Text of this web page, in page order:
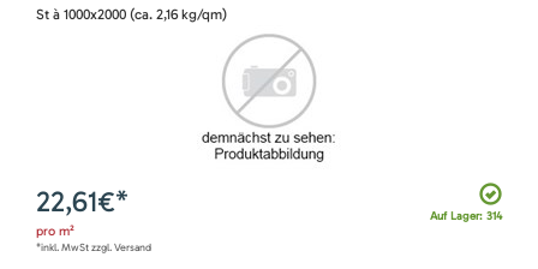
St à 1000x2000 (ca. 2,16 kg/qm)
Auf Lager: 314
22,61€*
pro m²
*inkl. MwSt zzgl. Versand